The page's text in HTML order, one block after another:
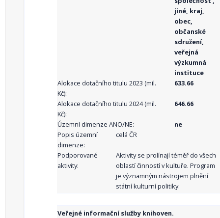
jiné, kraj,
obec,
občanské
sdružení,
veřejná
výzkumná
instituce
Alokace dotačního titulu 2023 (mil.
Kč):
633.66
Alokace dotačního titulu 2024 (mil.
Kč):
646.66
Územní dimenze ANO/NE:
ne
Popis územní
dimenze:
celá ČR
Podporované
aktivity:
Aktivity se prolínají téměř do všech
oblastí činností v kultuře. Program
je významným nástrojem plnění
státní kulturní politiky.
Veřejné informační služby knihoven.